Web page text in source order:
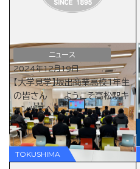
ニュース
2024年12月19日
【大学見学】坂出商業高校1年生
の皆さん ようこそ高松駅キ
ャンパスへ！